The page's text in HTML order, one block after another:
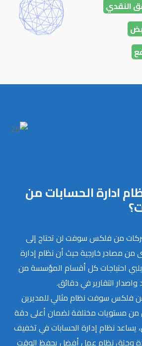
النقدي
ادارة الحسابات من
من فلكس سوفت لن تحتاج إلى
مصادر خارجية حيث أن نظام إدارة
احتياجات كل أقسام المؤسسة من
واصدار التقارير في دقائق.
فلكس سوفت نظام مثالي للمديرين
من مستويات مختلفة لضمان أعلى دقة
يساعد نظام إدارة الحسابات في تخفيف
وخلق نظام عمل أفضل يحفظ الوقت